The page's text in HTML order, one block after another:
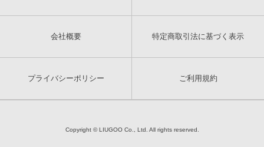
会社概要 特定商取引法に基づく表示
プライバシーポリシー ご利用規約
Copyright © LIUGOO Co., Ltd. All rights reserved.